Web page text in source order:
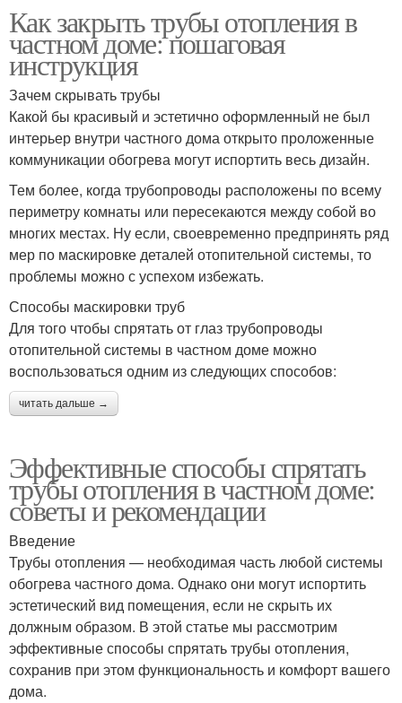
Как закрыть трубы отопления в
частном доме: пошаговая
инструкция
Зачем скрывать трубы
Какой бы красивый и эстетично оформленный не был
интерьер внутри частного дома открыто проложенные
коммуникации обогрева могут испортить весь дизайн.
Тем более, когда трубопроводы расположены по всему
периметру комнаты или пересекаются между собой во
многих местах. Ну если, своевременно предпринять ряд
мер по маскировке деталей отопительной системы, то
проблемы можно с успехом избежать.
Способы маскировки труб
Для того чтобы спрятать от глаз трубопроводы
отопительной системы в частном доме можно
воспользоваться одним из следующих способов:
читать дальше →
Эффективные способы спрятать
трубы отопления в частном доме:
советы и рекомендации
Введение
Трубы отопления — необходимая часть любой системы
обогрева частного дома. Однако они могут испортить
эстетический вид помещения, если не скрыть их
должным образом. В этой статье мы рассмотрим
эффективные способы спрятать трубы отопления,
сохранив при этом функциональность и комфорт вашего
дома.